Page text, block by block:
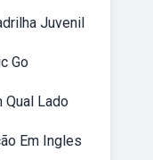
Juvenil
Go
Qual Lado
Em Ingles